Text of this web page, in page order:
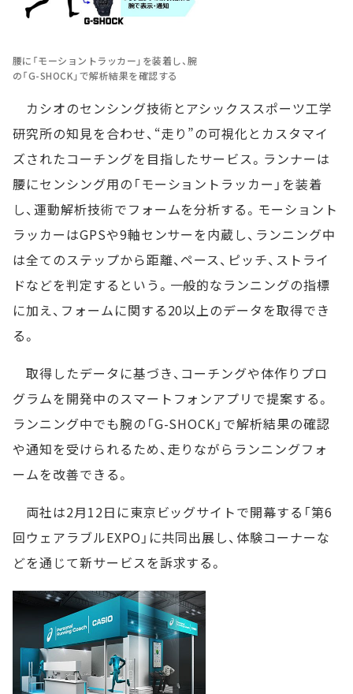
腰に「モーショントラッカー」を装着し、腕
の「G-SHOCK」で解析結果を確認する
カシオのセンシング技術とアシックススポーツ工学
研究所の知見を合わせ、“走り”の可視化とカスタマイ
ズされたコーチングを目指したサービス。ランナーは
腰にセンシング用の「モーショントラッカー」を装着
し、運動解析技術でフォームを分析する。モーショント
ラッカーはGPSや9軸センサーを内蔵し、ランニング中
は全てのステップから距離、ペース、ピッチ、ストライ
ドなどを判定するという。一般的なランニングの指標
に加え、フォームに関する20以上のデータを取得でき
る。
取得したデータに基づき、コーチングや体作りプロ
グラムを開発中のスマートフォンアプリで提案する。
ランニング中でも腕の「G-SHOCK」で解析結果の確認
や通知を受けられるため、走りながらランニングフォ
ームを改善できる。
両社は2月12日に東京ビッグサイトで開幕する「第6
回ウェアラブルEXPO」に共同出展し、体験コーナーな
どを通じて新サービスを訴求する。